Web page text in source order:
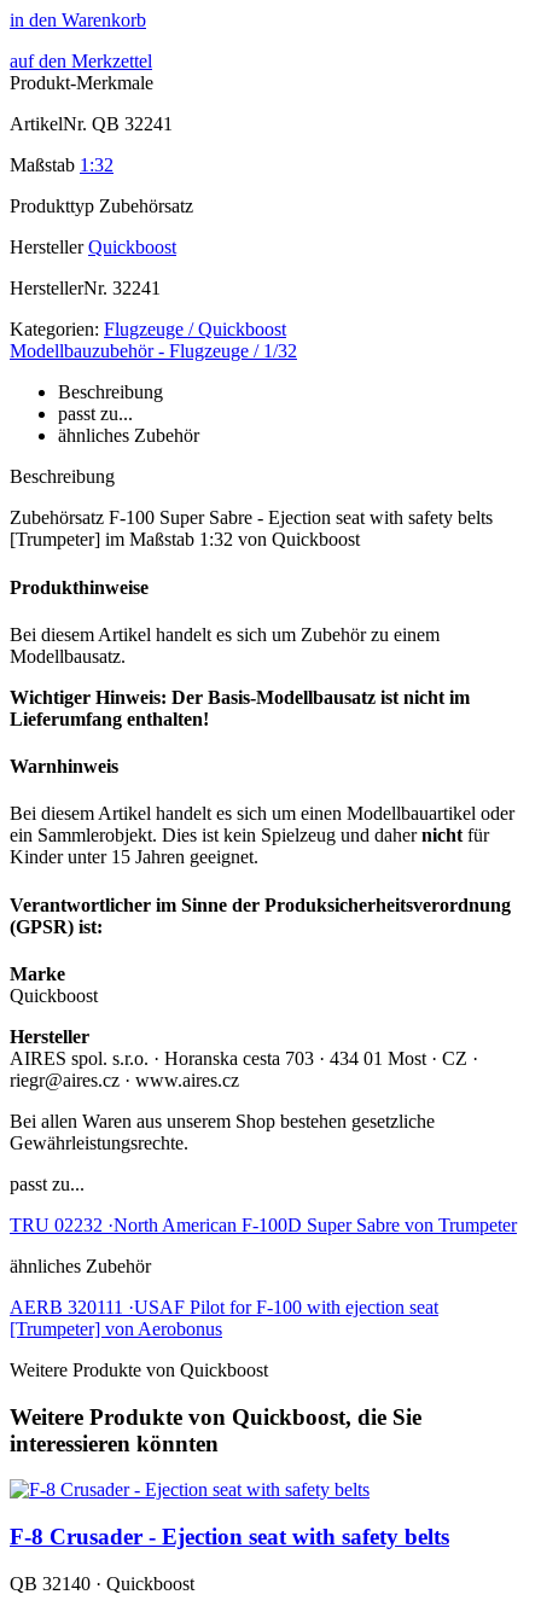
in den Warenkorb
auf den Merkzettel
Produkt-Merkmale
ArtikelNr. QB 32241
Maßstab 1:32
Produkttyp Zubehörsatz
Hersteller Quickboost
HerstellerNr. 32241
Kategorien: Flugzeuge / Quickboost
Modellbauzubehör - Flugzeuge / 1/32
Beschreibung
passt zu...
ähnliches Zubehör
Beschreibung
Zubehörsatz F-100 Super Sabre - Ejection seat with safety belts
[Trumpeter] im Maßstab 1:32 von Quickboost
Produkthinweise
Bei diesem Artikel handelt es sich um Zubehör zu einem
Modellbausatz.
Wichtiger Hinweis: Der Basis-Modellbausatz ist nicht im
Lieferumfang enthalten!
Warnhinweis
Bei diesem Artikel handelt es sich um einen Modellbauartikel oder
ein Sammlerobjekt. Dies ist kein Spielzeug und dahernicht für
Kinder unter 15 Jahren geeignet.
Verantwortlicher im Sinne der Produksicherheitsverordnung
(GPSR) ist:
Marke
Quickboost
Hersteller
AIRES spol. s.r.o. · Horanska cesta 703 · 434 01 Most · CZ ·
riegr@aires.cz · www.aires.cz
Bei allen Waren aus unserem Shop bestehen gesetzliche
Gewährleistungsrechte.
passt zu...
TRU 02232 ·North American F-100D Super Sabre von Trumpeter
ähnliches Zubehör
AERB 320111 ·USAF Pilot for F-100 with ejection seat
[Trumpeter] von Aerobonus
Weitere Produkte von Quickboost
Weitere Produkte von Quickboost, die Sie
interessieren könnten
F-8 Crusader - Ejection seat with safety belts
QB 32140 · Quickboost